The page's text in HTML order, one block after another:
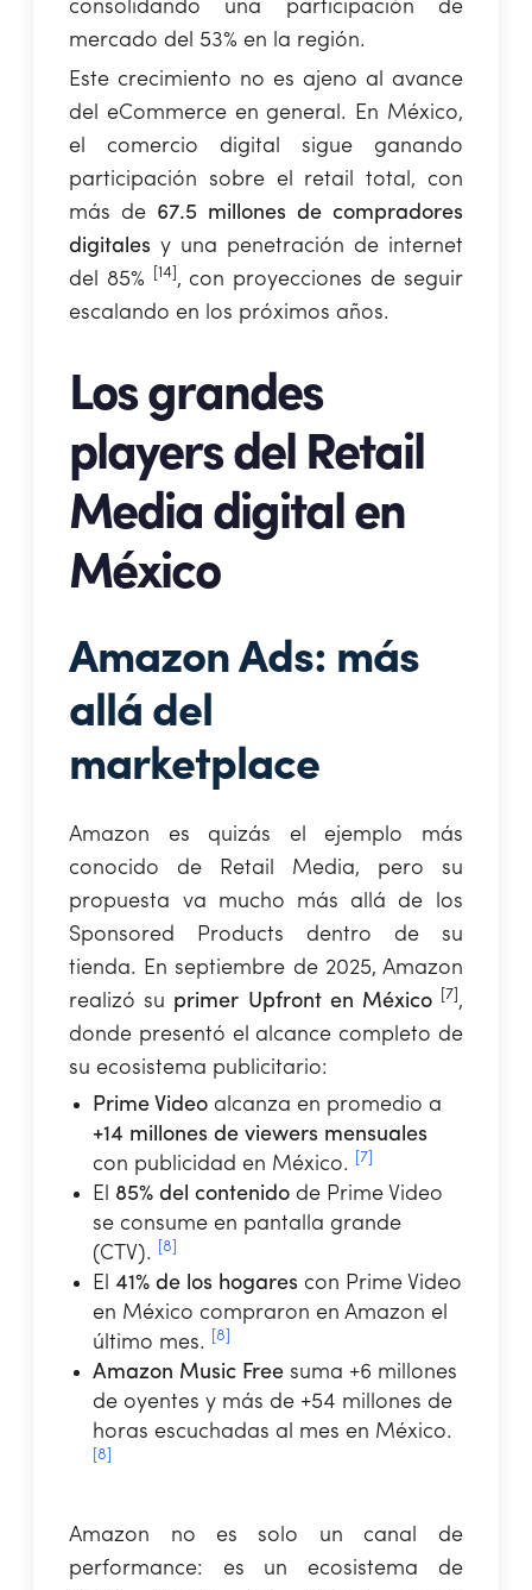
consolidando una participación de
mercado del 53% en la región.
Este crecimiento no es ajeno al avance
del eCommerce en general. En México,
el comercio digital sigue ganando
participación sobre el retail total, con
más de 67.5 millones de compradores
digitalesy una penetración de internet
del 85%
[14] , con proyecciones de seguir
escalando en los próximos años.
Los grandes
players del Retail
Media digital en
México
Amazon Ads: más
allá del
marketplace
Amazon es quizás el ejemplo más
conocido de Retail Media, pero su
propuesta va mucho más allá de los
Sponsored Products dentro de su
tienda. En septiembre de 2025, Amazon
realizó su primer Upfront en México [7] ,
donde presentó el alcance completo de
su ecosistema publicitario:
Prime Video alcanza en promedio a
+14 millones de viewers mensuales
con publicidad en México.
[7]
El 85% del contenido de Prime Video
se consume en pantalla grande
(CTV).
[8]
El41% de los hogares con Prime Video
en México compraron en Amazon el
último mes.
[8]
Amazon Music Free suma +6 millones
de oyentes y más de +54 millones de
horas escuchadas al mes en México.
[8]
Amazon no es solo un canal de
performance: es un ecosistema de